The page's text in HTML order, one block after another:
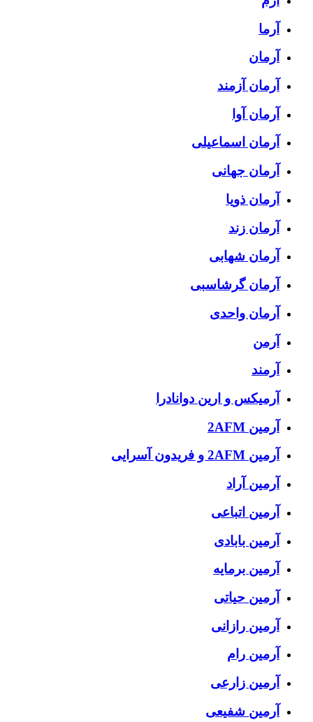
آرما
آرمان
آرمان آزمند
آرمان آوا
آرمان اسماعیلی
آرمان جهانی
آرمان ذویا
آرمان زند
آرمان شهابی
آرمان گرشاسبی
آرمان واحدی
آرمن
آرمند
آرمیکس و ارین دوانادرا
آرمین 2AFM
آرمین 2AFM و فریدون آسرایی
آرمین آراد
آرمین اتباعی
آرمین بابادی
آرمین برمایه
آرمین حیاتی
آرمین رازانی
آرمین رام
آرمین زارعی
آرمین شفیعی